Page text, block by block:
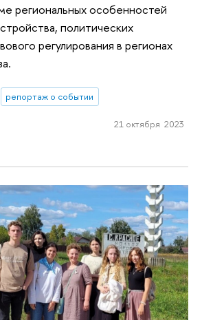
региональных особенностей
политических
регулирования в регионах
репортаж о событии
21 октября 2023